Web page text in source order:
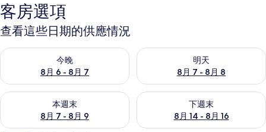
客房選項
查看這些日期的供應情況
今晚
8月 6 - 8月 7
查看今晚 (8月 6 - 8月 7) 的供應情況
明天
8月 7 - 8月 8
查看明天 (8月 7 - 8月 8) 的供
本週末
8月 7 - 8月 9
查看本週末 (8月 7 - 8月 9) 的供應情況
下週末
8月 14 - 8月 16
查看下週末 (8月 14 - 8月 16)